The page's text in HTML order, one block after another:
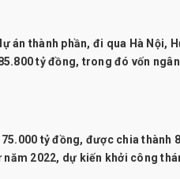
án thành phần, đi qua Hà Nội,
tỷ đồng, trong đó vốn
tỷ đồng, được chia
2022, dự kiến khởi công